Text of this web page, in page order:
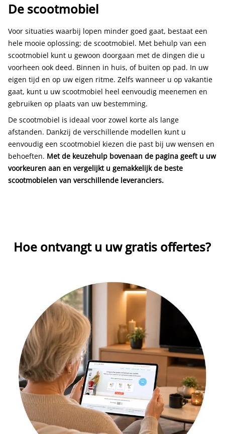
De scootmobiel
Voor situaties waarbij lopen minder goed gaat, bestaat een
hele mooie oplossing; de scootmobiel. Met behulp van een
scootmobiel kunt u gewoon doorgaan met de dingen die u
voorheen ook deed. Binnen in huis, of buiten op pad. In uw
eigen tijd en op uw eigen ritme. Zelfs wanneer u op vakantie
gaat, kunt u uw scootmobiel heel eenvoudig meenemen en
gebruiken op plaats van uw bestemming.
De scootmobiel is ideaal voor zowel korte als lange
afstanden. Dankzij de verschillende modellen kunt u
eenvoudig een scootmobiel kiezen die past bij uw wensen en
behoeften. Met de keuzehulp bovenaan de pagina geeft u uw
voorkeuren aan en vergelijkt u gemakkelijk de beste
scootmobielen van verschillende leveranciers.
Hoe ontvangt u uw gratis offertes?